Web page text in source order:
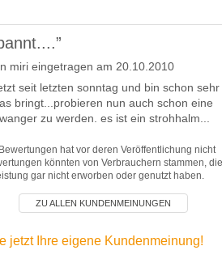
miri eingetragen am 20.10.2010
seit letzten sonntag und bin schon sehr
bringt...probieren nun auch schon eine
zu werden. es ist ein strohhalm...
hat vor deren Veröffentlichung nicht
könnten von Verbrauchern stammen, die
gar nicht erworben oder genutzt haben.
ZU ALLEN KUNDENMEINUNGEN
jetzt Ihre eigene Kundenmeinung!